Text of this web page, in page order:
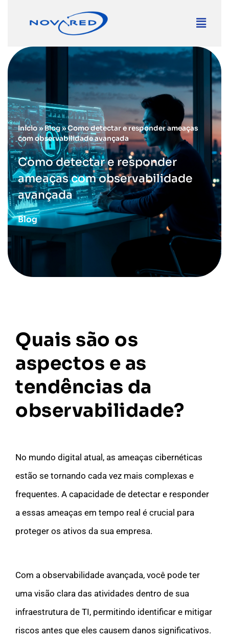
Início»Blog»Como detectar e responder ameaças
com observabilidade avançada
Como detectar e responder
ameaças com observabilidade
avançada
Blog
Quais são os
aspectos e as
tendências da
observabilidade?
No mundo digital atual, as ameaças cibernéticas
estão se tornando cada vez mais complexas e
frequentes. A capacidade de detectar e responder
a essas ameaças em tempo real é crucial para
proteger os ativos da sua empresa.
Com a observabilidade avançada, você pode ter
uma visão clara das atividades dentro de sua
infraestrutura de TI, permitindo identificar e mitigar
riscos antes que eles causem danos significativos.